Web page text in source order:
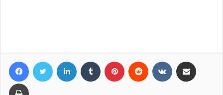
FacebookTwitter LinkedIn Tumblr Pinterest Reddit VKontakte
Imprimir